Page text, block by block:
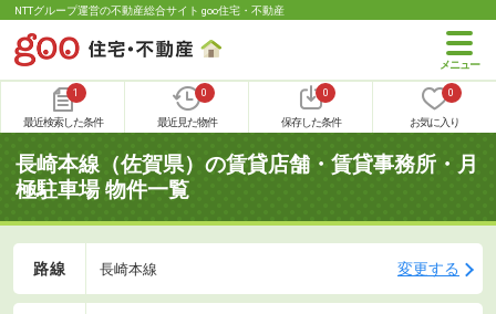
NTTグループ運営の不動産総合サイト goo住宅・不動産
1
最近検索した条件
0
最近見た物件
0
保存した条件
0
お気に入り
長崎本線（佐賀県）の賃貸店舗・賃貸事務所・月
極駐車場 物件一覧
路線 長崎本線 変更する